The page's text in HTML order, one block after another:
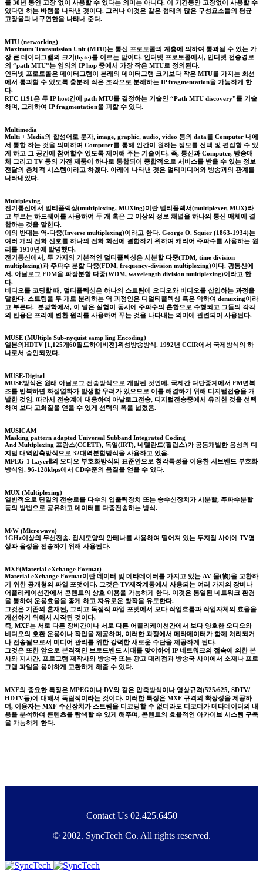
를 30년 동안 고장 없이 사용할 수 있다는 의미는 아니다. 이 기간동안 고장없이 사용할 수
있다면 하는 바램을 나타낸 것이다. 그러나 이것은 같은 형태의 많은 구성요소들의 평균
고장율과 내구연한을 나타내 준다.
MTU (networking)
Maximum Transmission Unit (MTU)는 통신 프로토콜의 계층에 의하여 통과될 수 있는 가
장 큰 데이터그램의 크기(byte)를 이르는 말이다. 인터넷 프로토콜에서, 인터넷 전송경로
의 “path MTU”는 임의의 IP hop 중에서 가장 작은 MTU로 정의된다.
인터넷 프로토콜은 데이터그램이 본래의 데이터그램 크기보다 작은 MTU를 가지는 회선
에서 통과할 수 있도록 충분히 작은 조각으로 분해하는 IP fragmentation을 가능하게 한
다.
RFC 1191은 두 IP host간에 path MTU를 결정하는 기술인 “Path MTU discovery”를 기술
하며, 그리하여 IP fragmentation을 피할 수 있다.
Multimedia
Multi + Media의 합성어로 문자, image, graphic, audio, video 등의 data를 Computer 내에
서 통합 하는 것을 의미하며 Computer를 통해 인간이 원하는 정보를 선택 및 편집할 수 있
게 하고 그 공간에 참여할수 있도록 제어해 주는 기술이다. 즉, 통신과 Computer, 방송매
체 그리고 TV 등의 가전 제품이 하나로 통합되어 종합적으로 서비스를 받을 수 있는 정보
전달의 총체적 시스템이라고 하겠다. 아래에 나타낸 것은 멀티미디어와 방송과의 관계를
나타내었다.
Multiplexing
전기통신에서 멀티플렉싱(multiplexing, MUXing)이란 멀티플렉서(multiplexer, MUX)라
고 부르는 하드웨어를 사용하여 두 개 혹은 그 이상의 정보 채널을 하나의 통신 매체에 결
합하는 것을 말한다.
이의 반대는 역-다중(Inverse multiplexing)이라고 한다. George O. Squier (1863-1934)는
여러 개의 전화 신호를 하나의 전화 회선에 결합하기 위하여 캐리어 주파수를 사용하는 원
리를 1910년에 발명했다.
전기통신에서, 두 가지의 기본적인 멀티플렉싱은 시분할 다중(TDM, time division
multiplexing)과 주파수 분할 다중(FDM, frequency-division multiplexing)이다. 광통신에
서, 아날로그 FDM을 파장분할 다중(WDM, wavelength division multiplexing)이라고 한
다.
비디오를 코딩할 때, 멀티플렉싱은 하나의 스트림에 오디오와 비디오를 삽입하는 과정을
말한다. 스트림을 두 개로 분리하는 역 과정인은 디멀티플렉싱 혹은 약하여 demuxing이라
고 부른다. 분광학에서, 이 말은 실험이 동시에 주파수의 혼합으로 수행되고 그들의 각각
의 반응은 프리에 변환 원리를 사용하여 푸는 것을 나타내는 의미에 관련되어 사용된다.
MUSE (MUltiple Sub-nyquist samp ling Encoding)
일본의HDTV [1,125개60필드하이비전]위성방송방식. 1992년 CCIR에서 국제방식의 하
나로서 승인되었다.
MUSE-Digital
MUSE방식은 원래 아날로그 전송방식으로 개발된 것인데, 국제간 다단중계에서 FM변복
조를 반복하면 화질열화가 발생할 우려가 있으므로 이를 해결하기 위해 디지털전송을 개
발한 것임. 따라서 전송계에 대응하여 아날로그전송, 디지털전송중에서 유리한 것을 선택
하여 보다 고화질을 얻을 수 있게 선택의 폭을 넓혔음.
MUSICAM
Masking pattern adapted Universal Subband Integrated Coding
And Multiplexing 프랑스(CCETT), 독일(IRT), 네델란드(필립스)가 공동개발한 음성의 디
지털 대역압축방식으로 32대역분할방식을 사용하고 있음.
MPEG-1 LayerⅡ의 오디오 부호화방식의 표준안으로 청각특성을 이용한 서브밴드 부호화
방식임. 96-128kbps에서 CD수준의 음질을 얻을 수 있다.
MUX (Multiplexing)
일반적으로 단일의 전송로를 다수의 입출력장치 또는 송수신장치가 시분할, 주파수분할
등의 방법으로 공유하고 데이터를 다중전송하는 방식.
M/W (Microwave)
1GHz이상의 무선전송. 접시모양의 안테나를 사용하여 떨어져 있는 두지점 사이에 TV영
상과 음성을 전송하기 위해 사용된다.
MXF(Material eXchange Format)
Material eXchange Format이란 데이터 및 메타데이터를 가지고 있는 AV 물(物)을 교환하
기 위한 공개형의 파일 포맷이다. 그것은 TV제작계통에서 사용되는 여러 가지의 장비나
어플리케이션간에서 콘텐트의 상호 이용을 가능하게 한다. 이것은 통일된 네트워크 환경
을 통하여 운용효율을 좋게 하고 자유로운 창작을 유도한다.
그것은 기존의 혼재된, 그리고 독점적 파일 포맷에서 보다 작업흐름과 작업자체의 효율을
개선하기 위해서 시작된 것이다.
즉, MXF는 서로 다른 장비간이나 서로 다른 어플리케이션간에서 보다 양호한 오디오와
비디오의 호환 운용이나 작업을 제공하며, 이러한 과정에서 메타데이터가 함께 처리되거
나 전송됨으로서 미디어 관리를 위한 강력한 새로운 수단을 제공하게 된다.
그것은 또한 앞으로 본격적인 브로드밴드 시대를 맞이하여 IP 네트워크의 접속에 의한 본
사와 지사간, 프로그램 제작사와 방송국 또는 광고 대리점과 방송국 사이에서 소재나 프로
그램 파일을 용이하게 교환하게 해줄 수 있다.
MXF의 중요한 특징은 MPEG이나 DV와 같은 압축방식이나 영상규격(525/625, SDTV/
HDTV등)에 대해서 독립적이라는 것이다. 이러한 특징은 MXF 규격의 확장성을 제공하
며, 이용자는 MXF 수신장치가 스트림을 디코딩할 수 없더라도 디코더가 메타데이터의 내
용을 분석하여 콘텐츠를 탐색할 수 있게 해주며, 콘텐트의 효율적인 아카이브 시스템 구축
을 가능하게 한다.
Contact Us 02.425.6450
© 2002. SyncTech Co. All rights reserved.